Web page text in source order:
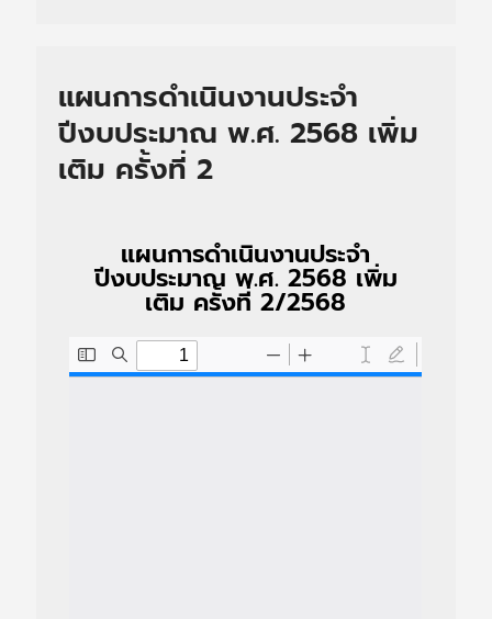
แผนการดำเนินงานประจำ
ปีงบประมาณ พ.ศ. 2568 เพิ่ม
เติม ครั้งที่ 2
แผนการดำเนินงานประจำ
ปีงบประมาณ พ.ศ. 2568 เพิ่ม
เติม ครั้งที่ 2/2568